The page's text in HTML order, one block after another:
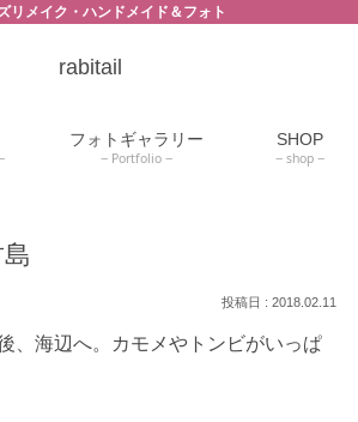
リメイク・ハンドメイド＆フォト
rabitail
フォトギャラリー
Portfolio
SHOP
shop
2018.02.11
、海辺へ。カモメやトンビがいっぱ